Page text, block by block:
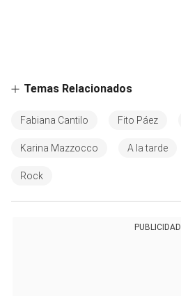
Temas Relacionados
Fabiana Cantilo Fito Páez
Karina Mazzocco A la tarde
Rock
PUBLICIDAD